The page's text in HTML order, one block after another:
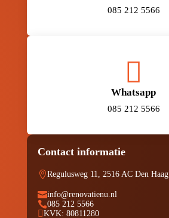
085 212 5566

Whatsapp
085 212 5566
Contact informatie
Regulusweg 11, 2516 AC Den Haag
info@renovatienu.nl
085 212 5566
 KVK: 80811280